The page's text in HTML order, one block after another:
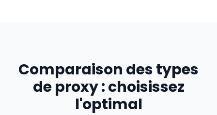
Comparaison des types
de proxy : choisissez
l'optimal